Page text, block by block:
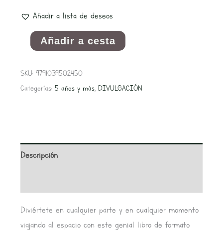
Añadir a lista de deseos
Añadir a cesta
SKU: 9791039502450
Categorías: 5 años y más, DIVULGACIÓN
Descripción
Diviértete en cualquier parte y en cualquier momento
viajando al espacio con este genial libro de formato